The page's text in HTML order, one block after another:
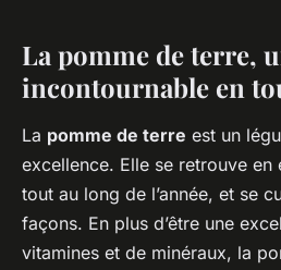
La pomme de terre,
incontournable en
La pomme de terre est un
excellence. Elle se retrouve en
tout au long de l’année, et se
façons. En plus d’être une
vitamines et de minéraux, la